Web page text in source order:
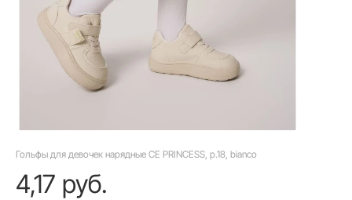
Гольфы для девочек нарядные CE PRINCESS, р.18, bianco
4,17 руб.